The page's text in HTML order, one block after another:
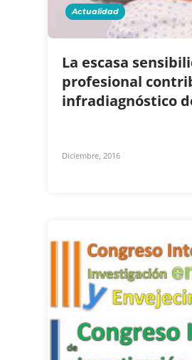
Actualidad
La escasa
profesional
infradiagnóstico
Diciembre, 2016